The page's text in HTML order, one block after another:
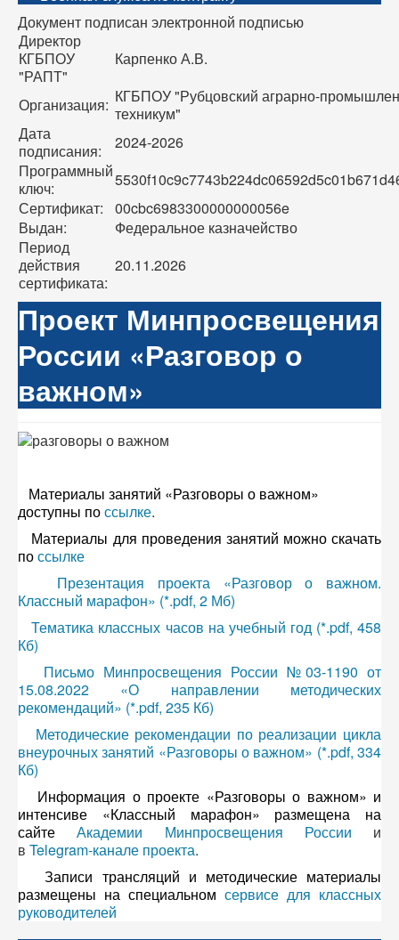
Документ подписан электронной подписью
Директор
КГБПОУ
"РАПТ"
Карпенко А.В.
Организация: КГБПОУ "Рубцовский аграрно-
техникум"
Дата
подписания:
2024-2026
Программный
ключ:
Сертификат:
00cbc6983300000000056e
Выдан:
Федеральное казначейство
Период
действия
сертификата:
20.11.2026
Проект Минпросвещения
России «Разговор о
важном»
Материалы занятий «Разговоры о важном»
доступны поссылке.
Материалы для проведения занятий можно скачать
поссылке
Презентация проекта «Разговор о важном.
Классный марафон» (*.pdf, 2 Мб)
Тематика классных часов на учебный год (*.pdf, 458
Кб)
Письмо Минпросвещения России №03-1190 от
15.08.2022 «О направлении методических
рекомендаций» (*.pdf, 235 Кб)
Методические рекомендации по реализации цикла
внеурочных занятий «Разговоры о важном» (*.pdf, 334
Кб)
Информация о проекте «Разговоры о важном» и
интенсиве «Классный марафон» размещена на
сайте
Академии Минпросвещения России и
в Telegram-канале проекта.
Записи трансляций и методические материалы
размещены на специальном сервисе для классных
руководителей